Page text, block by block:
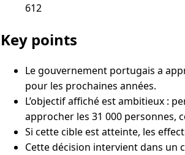
612
Key points
Le gouvernement portugais a
pour les prochaines années.
L’objectif affiché est ambitieux :
approcher les 31 000 personnes,
Si cette cible est atteinte, les
Cette décision intervient dans un